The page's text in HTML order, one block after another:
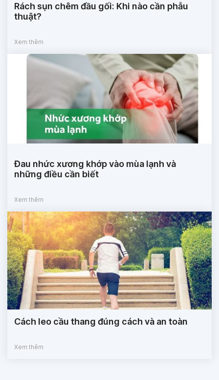
Rách sụn chêm đầu gối: Khi nào cần phẫu
thuật?
Xem thêm
Đau nhức xương khớp vào mùa lạnh và
những điều cần biết
Xem thêm
Cách leo cầu thang đúng cách và an toàn
Xem thêm